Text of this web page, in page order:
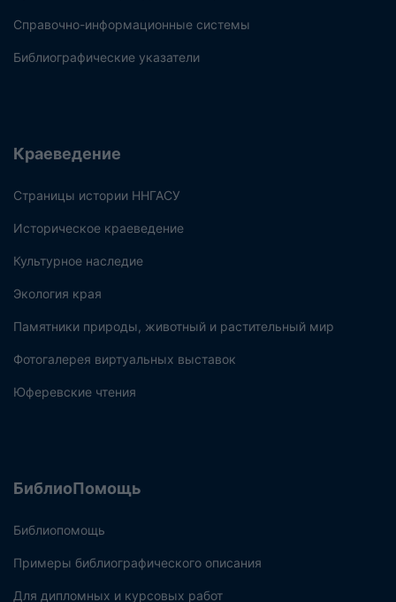
Справочно-информационные системы
Библиографические указатели
Краеведение
Страницы истории ННГАСУ
Историческое краеведение
Культурное наследие
Экология края
Памятники природы, животный и растительный мир
Фотогалерея виртуальных выставок
Юферевские чтения
БиблиоПомощь
Библиопомощь
Примеры библиографического описания
Для дипломных и курсовых работ